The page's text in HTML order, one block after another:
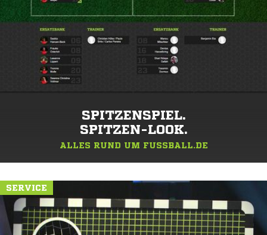
SPITZENSPIEL.
SPITZEN-LOOK.
ALLES RUND UM FUSSBALL.DE
SERVICE